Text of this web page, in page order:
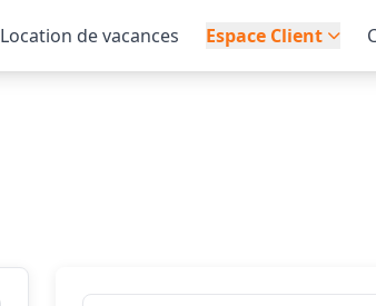
Location de vacances Espace Client